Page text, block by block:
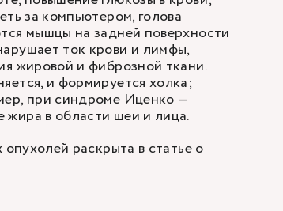
за компьютером, голова
мышцы на задней поверхности
ток крови и лимфы,
жировой и фиброзной ткани.
и формируется холка;
при синдроме Иценко —
в области шеи и лица.
раскрыта в статье о